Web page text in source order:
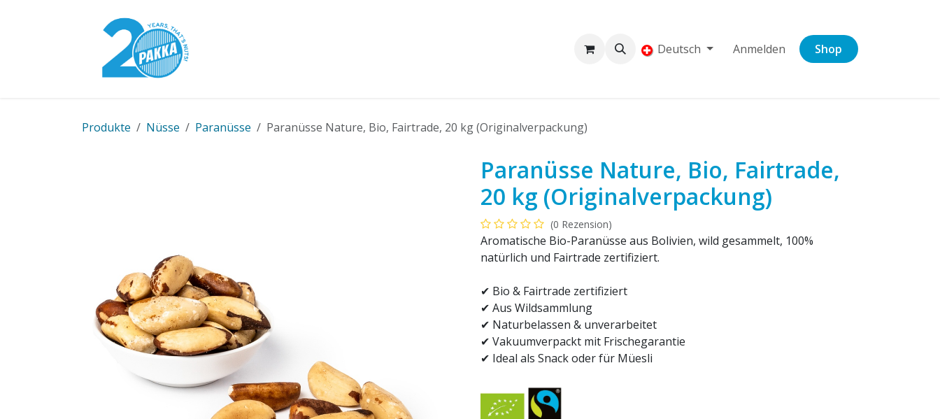
Deutsch Anmelden Shop
Produkte Nüsse Paranüsse Paranüsse Nature, Bio, Fairtrade, 20 kg (Originalverpackung)
Paranüsse Nature, Bio, Fairtrade,
20 kg (Originalverpackung)
(0 Rezension)
Aromatische Bio-Paranüsse aus Bolivien, wild gesammelt, 100%
natürlich und Fairtrade zertifiziert.
✔ Bio & Fairtrade zertifiziert
✔ Aus Wildsammlung
✔ Naturbelassen & unverarbeitet
✔ Vakuumverpackt mit Frischegarantie
✔ Ideal als Snack oder für Müesli